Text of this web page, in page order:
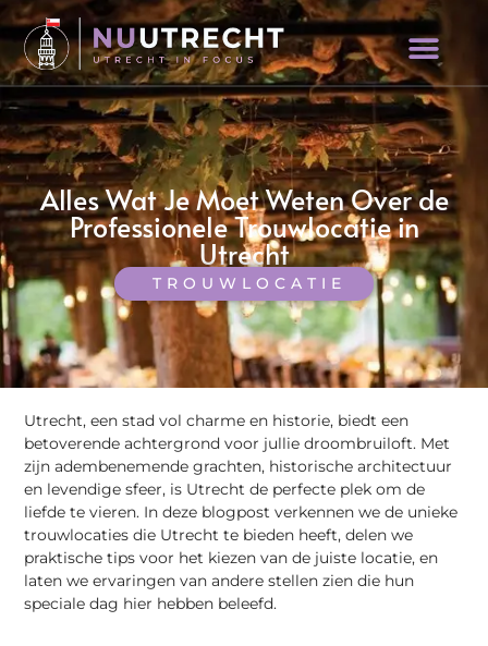
Alles Wat Je Moet Weten Over de
Professionele Trouwlocatie in
Utrecht
TROUWLOCATIE
Utrecht, een stad vol charme en historie, biedt een
betoverende achtergrond voor jullie droombruiloft. Met
zijn adembenemende grachten, historische architectuur
en levendige sfeer, is Utrecht de perfecte plek om de
liefde te vieren. In deze blogpost verkennen we de unieke
trouwlocaties die Utrecht te bieden heeft, delen we
praktische tips voor het kiezen van de juiste locatie, en
laten we ervaringen van andere stellen zien die hun
speciale dag hier hebben beleefd.